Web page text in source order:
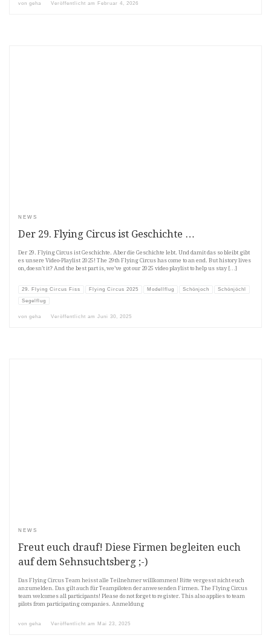
von geha Veröffentlicht am Februar 4, 2026
NEWS
Der 29. Flying Circus ist Geschichte …
Der 29. Flying Circus ist Geschichte. Aber die Geschichte lebt. Und damit das so bleibt gibt
es unsere Video-Playlist 2025! The 29th Flying Circus has come to an end. But history lives
on, doesn’t it? And the best part is, we’ve got our 2025 video playlist to help us stay […]
29. Flying Circus Fiss Flying Circus 2025 Modellflug Schönjoch Schönjöchl
Segelflug
von geha Veröffentlicht am Juni 30, 2025
NEWS
Freut euch drauf! Diese Firmen begleiten euch
auf dem Sehnsuchtsberg ;-)
Das Flying Circus Team heisst alle Teilnehmer willkommen! Bitte vergesst nicht euch
anzumelden. Das gilt auch für Teampiloten der anwesenden Firmen. The Flying Circus
team welcomes all participants! Please do not forget to register. This also applies to team
pilots from participating companies. Anmeldung
von geha Veröffentlicht am Mai 23, 2025